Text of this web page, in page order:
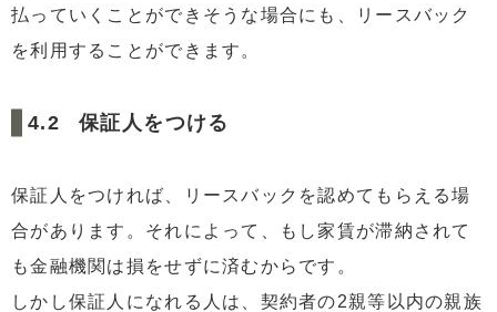
払っていくことができそうな場合にも、リースバック
を利用することができます。
保証人をつける
保証人をつければ、リースバックを認めてもらえる場
合があります。それによって、もし家賃が滞納されて
も金融機関は損をせずに済むからです。
しかし保証人になれる人は、契約者の2親等以内の親族